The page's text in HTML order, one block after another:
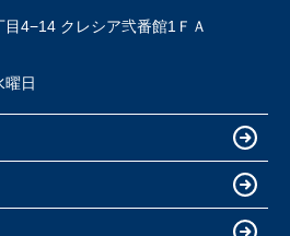
4−14 クレシア弐番館1ＦＡ
日